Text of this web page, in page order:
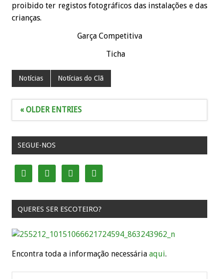
proibido ter registos fotográficos das instalações e das
crianças.
Garça Competitiva
Ticha
Notícias Notícias do Clã
« OLDER ENTRIES
SEGUE-NOS
   
QUERES SER ESCOTEIRO?
Encontra toda a informação necessária aqui.